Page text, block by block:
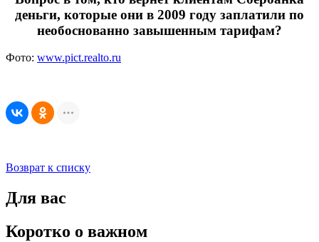
деньги, которые они в 2009 году заплатили по
необоснованно завышенным тарифам?
Фото: www.pict.realto.ru
Возврат к списку
Для вас
Коротко о важном